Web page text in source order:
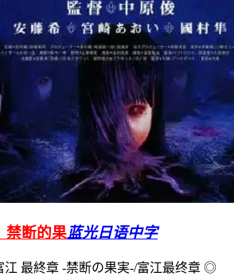
禁断的果蓝光日语中字
終章 -禁断の果実-/富江最终章 ◎